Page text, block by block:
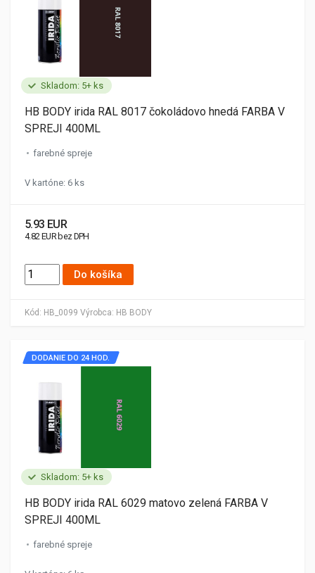
Skladom: 5+ ks
Kód: HB_0099 Výrobca: HB BODY
HB BODY irida RAL 8017 čokoládovo hnedá FARBA V
SPREJI 400ML
farebné spreje
V kartóne: 6 ks
5.93 EUR
4.82 EUR bez DPH
Do košíka
Skladom: 5+ ks
DODANIE DO 24 HOD.
HB BODY irida RAL 6029 matovo zelená FARBA V
SPREJI 400ML
farebné spreje